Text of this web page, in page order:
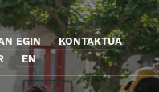
EGIN
KONTAKTUA
EN